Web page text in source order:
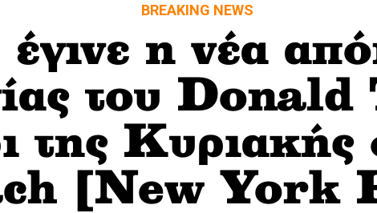
BREAKING NEWS
η νέα
του Donald
της Κυριακής
[Νew York